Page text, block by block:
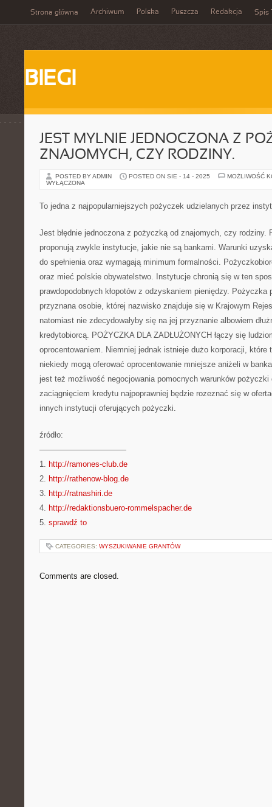
Strona główna Archiwum Polska Puszcza Redakcja Spis
BIEGI
JEST MYLNIE JEDNOCZONA Z
ZNAJOMYCH, CZY RODZINY.
POSTED BY ADMIN POSTED ON SIE - 14 - 2025
MOŻLIWOŚĆ
WYŁĄCZONA
To jedna z najpopularniejszych pożyczek udzielanych przez
Jest błędnie jednoczona z pożyczką od znajomych, czy rodziny.
proponują zwykle instytucje, jakie nie są bankami. Warunki
do spełnienia oraz wymagają minimum formalności.
oraz mieć polskie obywatelstwo. Instytucje chronią się w ten
prawdopodobnych kłopotów z odzyskaniem pieniędzy. Pożyczka
przyznana osobie, której nazwisko znajduje się w Krajowym
natomiast nie zdecydowałyby się na jej przyznanie albowiem
kredytobiorcą. POŻYCZKA DLA ZADŁUŻONYCH łączy się
oprocentowaniem. Niemniej jednak istnieje dużo korporacji, które
niekiedy mogą oferować oprocentowanie mniejsze aniżeli w
jest też możliwość negocjowania pomocnych warunków
zaciągnięciem kredytu najpoprawniej będzie rozeznać się w
innych instytucji oferujących pożyczki.
źródło:
———————————
1. http://ramones-club.de
2. http://rathenow-blog.de
3. http://ratnashiri.de
4. http://redaktionsbuero-rommelspacher.de
5. sprawdź to
CATEGORIES: WYSZUKIWANIE GRANTÓW
Comments are closed.